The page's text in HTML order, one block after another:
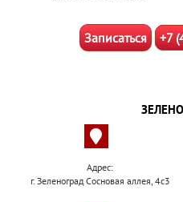
Записаться +7
Адрес:
г. Зеленоград Сосновая аллея, 4с3